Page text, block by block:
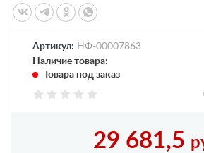
Артикул: НФ-00007863
Наличие товара:
Товара под заказ
29 681,5